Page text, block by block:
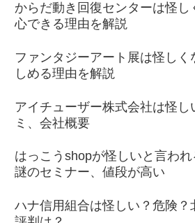
からだ動き回復センターは怪し
心できる理由を解説
ファンタジーアート展は怪しく
しめる理由を解説
アイチューザー株式会社は怪し
ミ、会社概要
はっこうshopが怪しいと言われ
謎のセミナー、値段が高い
ハナ信用組合は怪しい？危険？